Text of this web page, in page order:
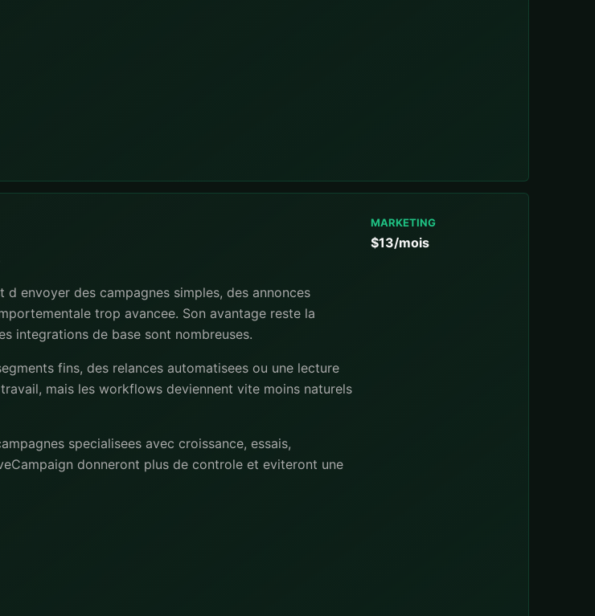
envoyer des campagnes simples, des annonces
trop avancee. Son avantage reste la
integrations de base sont nombreuses.
fins, des relances automatisees ou une lecture
mais les workflows deviennent vite moins naturels
specialisees avec croissance, essais,
donneront plus de controle et eviteront une
MARKETING
$13/mois